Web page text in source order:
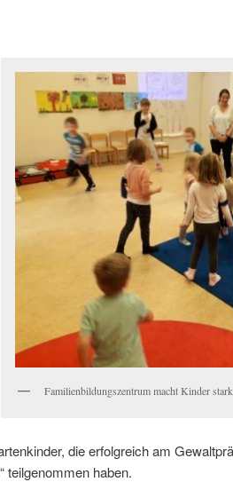
Familienbildungszentrum macht Kinder
die erfolgreich am
teilgenommen haben.